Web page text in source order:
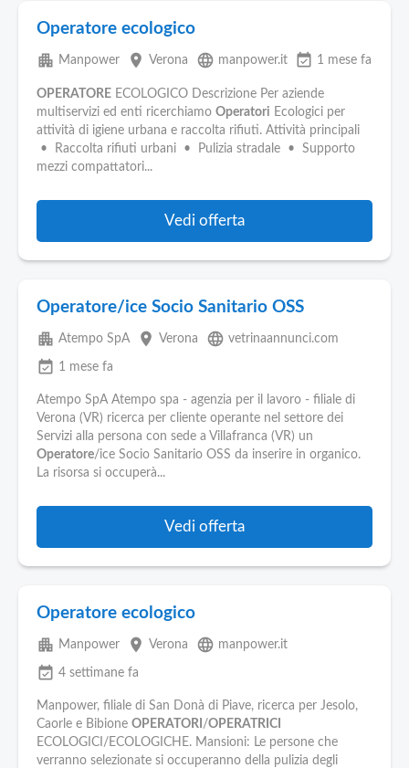
Operatore ecologico
apartment Manpower place Verona language manpower.it event_available 1 mese fa
OPERATORE ECOLOGICO Descrizione Per aziende
multiservizi ed enti ricerchiamo Operatori Ecologici per
attività di igiene urbana e raccolta rifiuti. Attività principali
• Raccolta rifiuti urbani • Pulizia stradale • Supporto
mezzi compattatori...
Vedi offerta
Operatore/ice Socio Sanitario OSS
apartment Atempo SpA place Verona language vetrinaannunci.com
event_available 1 mese fa
Atempo SpA Atempo spa - agenzia per il lavoro - filiale di
Verona (VR) ricerca per cliente operante nel settore dei
Servizi alla persona con sede a Villafranca (VR) un
Operatore/ice Socio Sanitario OSS da inserire in organico.
La risorsa si occuperà...
Vedi offerta
Operatore ecologico
apartment Manpower place Verona language manpower.it
event_available 4 settimane fa
Manpower, filiale di San Donà di Piave, ricerca per Jesolo,
Caorle e Bibione OPERATORI /OPERATRICI
ECOLOGICI/ECOLOGICHE. Mansioni: Le persone che
verranno selezionate si occuperanno della pulizia degli